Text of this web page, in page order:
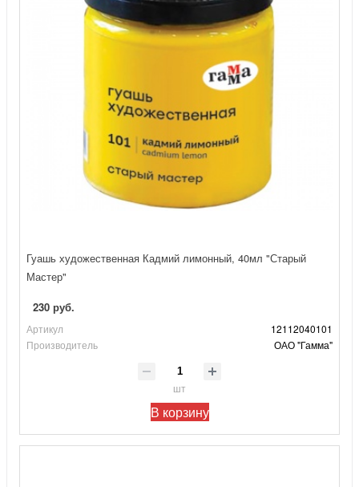
Гуашь художественная Кадмий лимонный, 40мл "Старый
Мастер"
230 руб.
Артикул
12112040101
Производитель
ОАО "Гамма"
шт
В корзину